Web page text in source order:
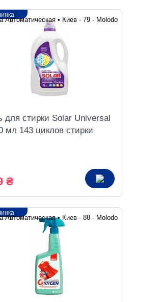
для стирки Solar Universal
мл 143 циклов стирки
₴